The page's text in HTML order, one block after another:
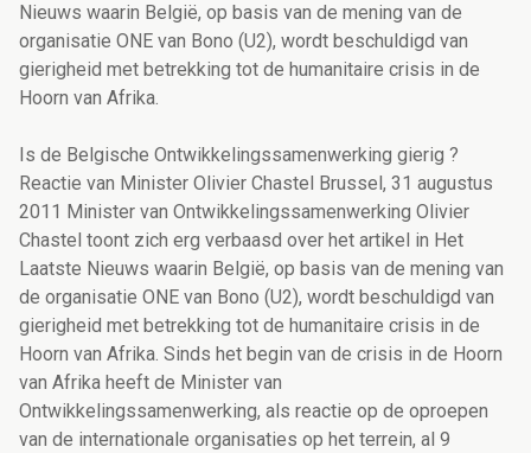
Nieuws waarin België, op basis van de mening van de
organisatie ONE van Bono (U2), wordt beschuldigd van
gierigheid met betrekking tot de humanitaire crisis in de
Hoorn van Afrika.
Is de Belgische Ontwikkelingssamenwerking gierig ?
Reactie van Minister Olivier Chastel Brussel, 31 augustus
2011 Minister van Ontwikkelingssamenwerking Olivier
Chastel toont zich erg verbaasd over het artikel in Het
Laatste Nieuws waarin België, op basis van de mening van
de organisatie ONE van Bono (U2), wordt beschuldigd van
gierigheid met betrekking tot de humanitaire crisis in de
Hoorn van Afrika. Sinds het begin van de crisis in de Hoorn
van Afrika heeft de Minister van
Ontwikkelingssamenwerking, als reactie op de oproepen
van de internationale organisaties op het terrein, al 9